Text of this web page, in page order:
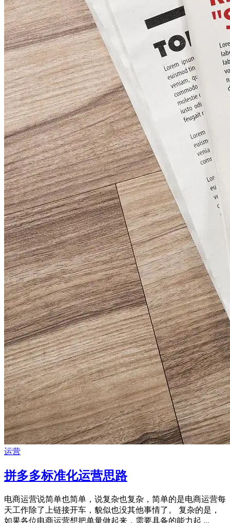
运营
拼多多标准化运营思路
电商运营说简单也简单，说复杂也复杂，简单的是电商运营每
天工作除了上链接开车，貌似也没其他事情了。 复杂的是，
如果各位电商运营想把单量做起来，需要具备的能力起 ...